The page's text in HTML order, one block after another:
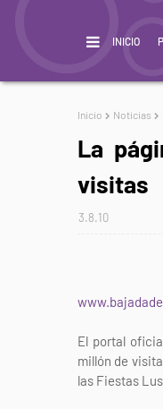
INICIO
Inicio Noticias
La
visitas
3.8.10
El portal
millón de
las Fiestas